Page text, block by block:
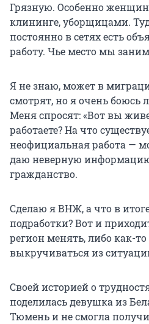
Грязную. Особенно
клининге, уборщицами.
постоянно в сетях есть
работу. Чье место мы
Я не знаю, может в
смотрят, но я очень боюсь
Меня спросят: «Вот вы
работаете? На что
неофициальная работа —
даю неверную
гражданство.
Сделаю я ВНЖ, а что в
подработки? Вот и
регион менять, либо как-
выкручиваться из
Своей историей о
поделилась девушка из
Тюмень и не смогла